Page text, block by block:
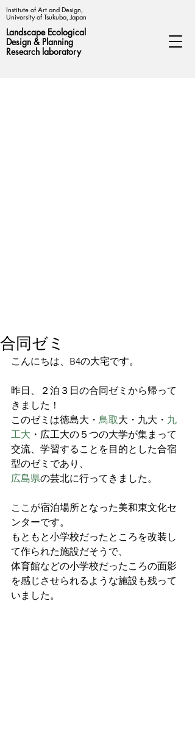
Institute of Art and Design,
University of Tsukuba, Japan
Landscape Ecological
Design & Planning
Research laboratory
合同ゼミ
こんにちは、B4の大宅です。
昨日、２泊３日の合同ゼミから帰って
きました！
このゼミは徳島大・ 鳥取大・九大・ 九
工大 ・広工大の５つの大学が集まって
交流、学習することを目的とした合宿
型のゼミであり、
広島県の芸北に行ってきました。
ここが宿泊場所となった美和東文化セ
ンターです。
もともと小学校だったところを改装し
て作られた施設だそうで、
体育館などの小学校だったころの面影
を感じさせられるような施設も残って
いました。